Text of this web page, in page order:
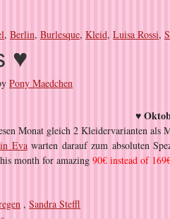
, Berlin, Burlesque, Kleid, Luisa Rossi,
♥
Pony Maedchen
♥
Monat gleich 2 Kleidervarianten als
Evawarten darauf zum absoluten
month for amazing 90€ instead of
, Sandra Steffl